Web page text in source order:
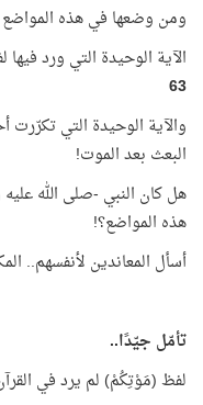
ومن وضعها في هذه
الآية الوحيدة التي ورد
63
والآية الوحيدة التي
البعث بعد الموت!
هل كان النبي -صلى الله
هذه المواضع؟!
أسأل المعاندين لأنفسهم..
تأمّل جيّدًا..
لفظ (مَوْتِكُمْ) لم يرد في